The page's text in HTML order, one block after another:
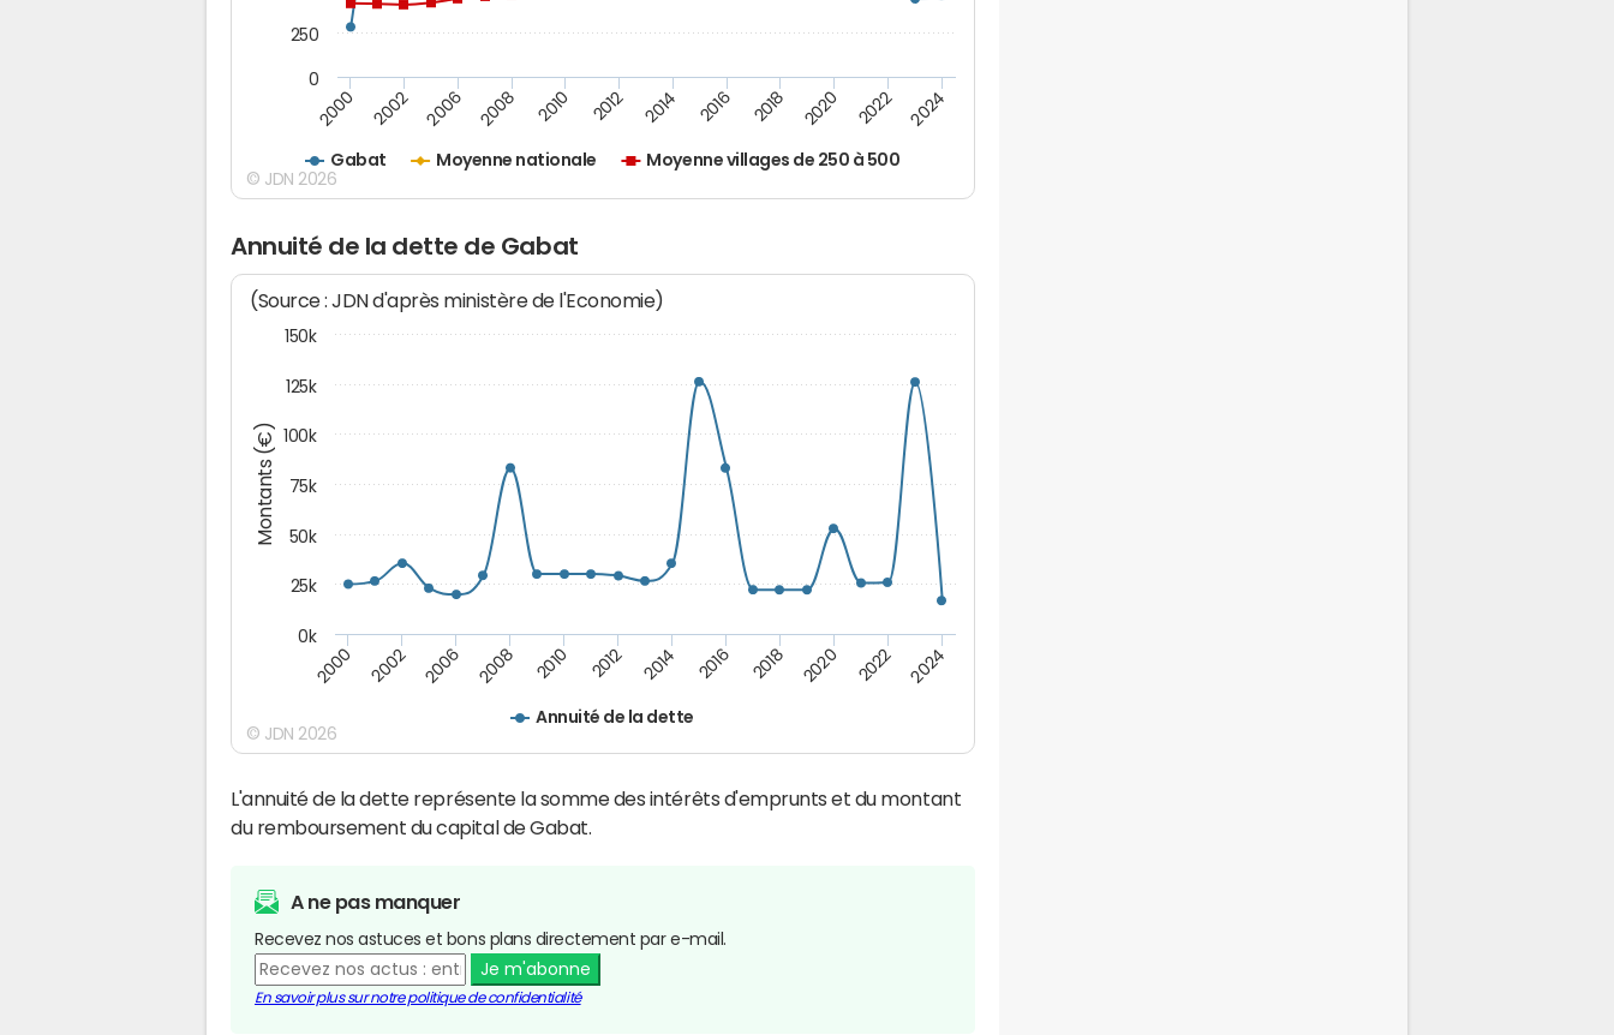
Gabat Moyenne nationale Moyenne villages de 250 à 500
2000 2002 2006 2008 2010 2012 2014 2016 2018 2020 2022 2024
0
250
© JDN 2026
Annuité de la dette de Gabat
Montants (€)
(Source : JDN d'après ministère de l'Economie)
Annuité de la dette
2000 2002 2006 2008 2010 2012 2014 2016 2018 2020 2022 2024
0k
25k
50k
75k
100k
125k
150k
© JDN 2026
L'annuité de la dette représente la somme des intérêts d'emprunts et du montant
du remboursement du capital de Gabat.
A ne pas manquer
Recevez nos astuces et bons plans directement par e-mail.
Je m'abonne
En savoir plus sur notre politique de confidentialité